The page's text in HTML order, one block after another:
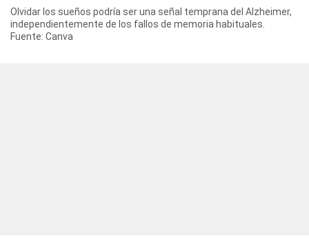
Olvidar los sueños podría ser una señal temprana del Alzheimer,
independientemente de los fallos de memoria habituales.
Fuente: Canva